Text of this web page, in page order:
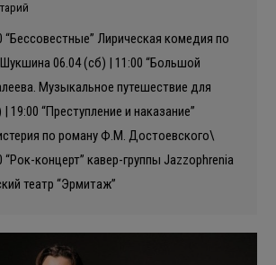
“Бессовестные” Лирическая комедия по
06.04 (сб) | 11:00 “Большой
Музыкальное путешествие для
19:00 “Преступление и наказание”
по роману Ф.М. Достоевского\
“Рок-концерт” кавер-группы Jazzophrenia
театр “Эрмитаж”